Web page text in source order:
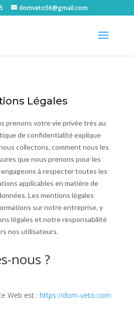
domveto56@gmail.com
Légales
prenons votre vie privée très au
de confidentialité explique
collectons, comment nous les
que nous prenons pour les
à respecter toutes les
applicables en matière de
Les mentions légales
sur notre entreprise, y
légales et notre responsabilité
nos utilisateurs.
nous ?
Web est : https://dom-veto.com